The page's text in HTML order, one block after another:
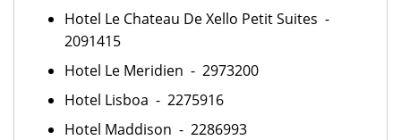
Hotel Le Chateau De Xello Petit Suites -
2091415
Hotel Le Meridien - 2973200
Hotel Lisboa - 2275916
Hotel Maddison - 2286993